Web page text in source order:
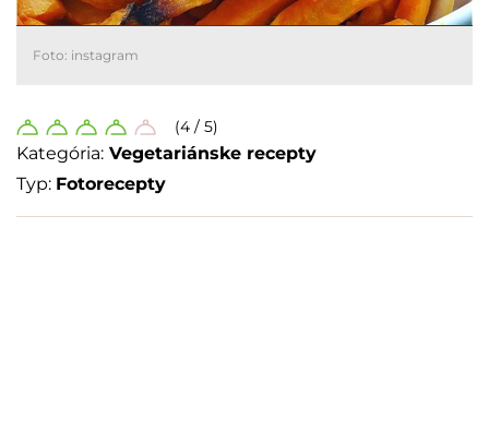
Foto: instagram
(4 / 5)
Kategória: Vegetariánske recepty
Typ: Fotorecepty